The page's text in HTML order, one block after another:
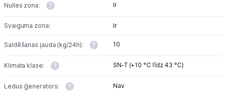
Nulles zona: Ir
Svaiguma zona: Ir
Saldēšanas jauda (kg/24h): 10
Klimata klase: SN-T (+10 °C līdz 43 °C)
Ledus ģenerators: Nav